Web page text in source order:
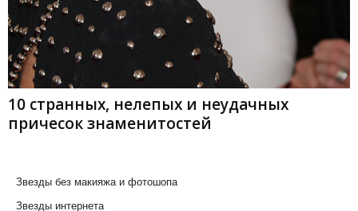
10 странных, нелепых и неудачных
причесок знаменитостей
Звезды без макияжа и фотошопа
Звезды интернета